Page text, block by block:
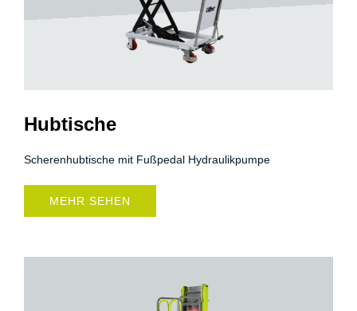
Hubtische
Scherenhubtische mit Fußpedal Hydraulikpumpe
MEHR SEHEN